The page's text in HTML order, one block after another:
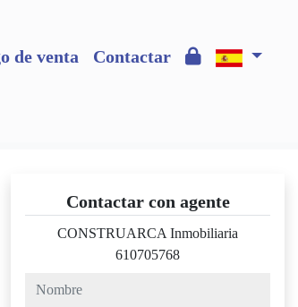
de venta Contactar
Contactar con agente
CONSTRUARCA Inmobiliaria
610705768
nombre